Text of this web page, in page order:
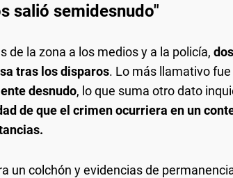
salió semidesnudo"
de la zona a los medios y a la policía,
tras los disparos. Lo más llamativo fue
desnudo, lo que suma otro dato
de que el crimen ocurriera en un
un colchón y evidencias de